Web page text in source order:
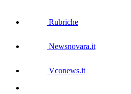
Rubriche
Newsnovara.it
Vconews.it